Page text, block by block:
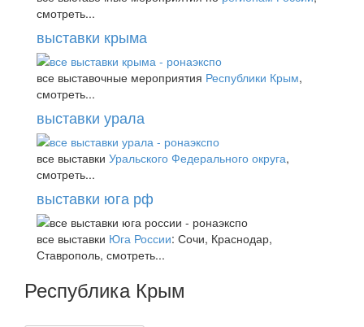
смотреть...
выставки крыма
все выставочные мероприятия Республики Крым,
смотреть...
выставки урала
все выставки Уральского Федерального округа,
смотреть...
выставки юга рф
все выставки Юга России: Сочи, Краснодар,
Ставрополь, смотреть...
Республика Крым